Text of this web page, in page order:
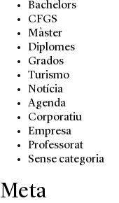
Bachelors
CFGS
Màster
Diplomes
Grados
Turismo
Notícia
Agenda
Corporatiu
Empresa
Professorat
Sense categoria
Meta